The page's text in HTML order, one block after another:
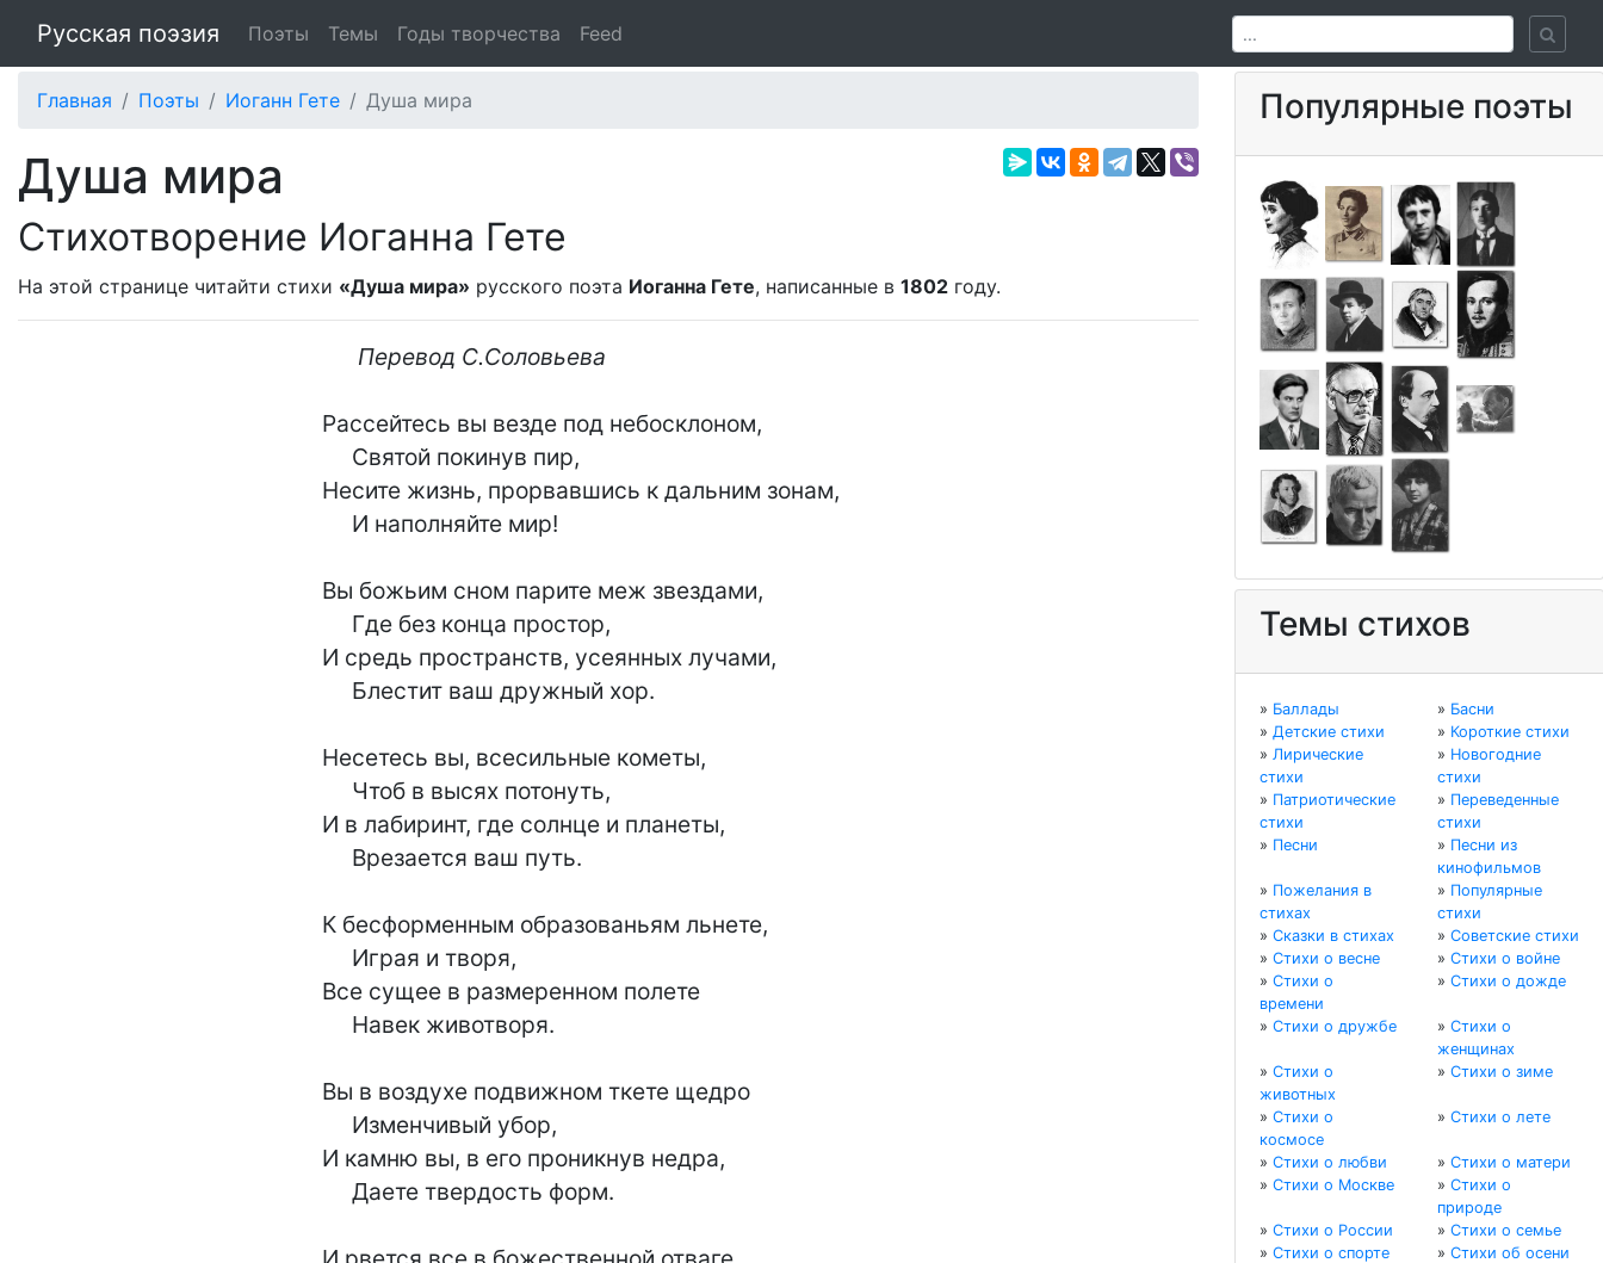
Русская поэзия Поэты Темы Годы творчества Feed
Главная Поэты Иоганн Гете Душа мира
Душа мира
Стихотворение Иоганна Гете
На этой странице читайти стихи «Душа мира» русского поэта Иоганна Гете, написанные в 1802 году.
Перевод С.Соловьева
Рассейтесь вы везде под небосклоном,
Несите жизнь, прорвавшись к дальним зонам,
Вы божьим сном парите меж звездами,
И средь пространств, усеянных лучами,
Несетесь вы, всесильные кометы,
И в лабиринт, где солнце и планеты,
К бесформенным образованьям льнете,
Все сущее в размеренном полете
Вы в воздухе подвижном ткете щедро
И камню вы, в его проникнув недра,
Популярные поэты
Темы стихов
» Баллады » Басни
» Детские стихи » Короткие стихи
» Лирические
стихи
» Новогодние
стихи
» Патриотические
стихи
» Переведенные
стихи
» Песни » Песни из
кинофильмов
» Пожелания в
стихах
» Популярные
стихи
» Сказки в стихах » Советские стихи
» Стихи о весне » Стихи о войне
» Стихи о
времени
» Стихи о дожде
» Стихи о дружбе » Стихи о
женщинах
» Стихи о
животных
» Стихи о зиме
» Стихи о
космосе
» Стихи о лете
» Стихи о любви » Стихи о матери
» Стихи о Москве » Стихи о
природе
» Стихи о России » Стихи о семье
» Стихи о спорте » Стихи об осени